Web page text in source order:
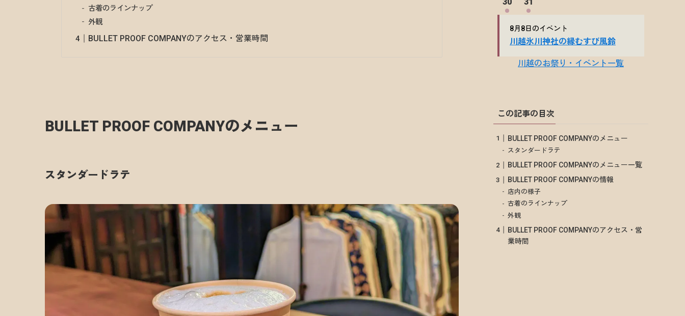
古着のラインナップ
外観
BULLET PROOF COMPANYのアクセス・営業時間
BULLET PROOF COMPANYのメニュー
スタンダードラテ
この記事の目次
BULLET PROOF COMPANYのメニュー
スタンダードラテ
BULLET PROOF COMPANYのメニュー一覧
BULLET PROOF COMPANYの情報
店内の様子
古着のラインナップ
外観
BULLET PROOF COMPANYのアクセス・営
業時間